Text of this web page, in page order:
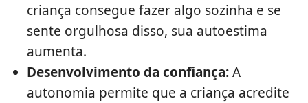
criança consegue fazer algo sozinha e se
sente orgulhosa disso, sua autoestima
aumenta.
Desenvolvimento da confiança:A
autonomia permite que a criança acredite